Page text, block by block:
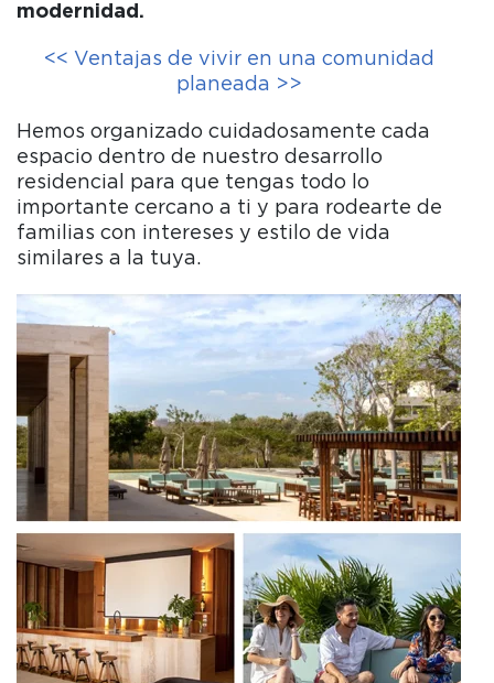
modernidad.
<< Ventajas de vivir en una comunidad
planeada >>
Hemos organizado cuidadosamente cada
espacio dentro de nuestro desarrollo
residencial para que tengas todo lo
importante cercano a ti y para rodearte de
familias con intereses y estilo de vida
similares a la tuya.